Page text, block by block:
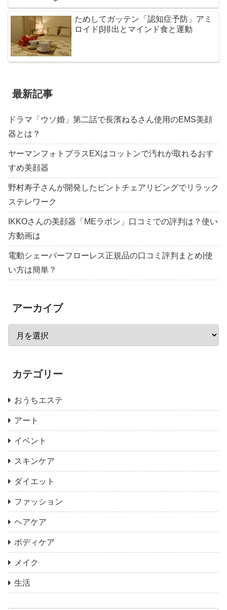
ためしてガッテン「認知症予防」アミ
ロイドβ排出とマインド食と運動
最新記事
ドラマ「ウソ婚」第二話で長濱ねるさん使用のEMS美顔
器とは？
ヤーマンフォトプラスEXはコットンで汚れが取れるおす
すめ美顔器
野村寿子さんが開発したピントチェアリビングでリラック
ステレワーク
IKKOさんの美顔器「MEラボン」口コミでの評判は？使い
方動画は
電動シェーバーフローレス正規品の口コミ評判まとめ|使
い方は簡単？
アーカイブ
カテゴリー
おうちエステ
アート
イベント
スキンケア
ダイエット
ファッション
ヘアケア
ボディケア
メイク
生活